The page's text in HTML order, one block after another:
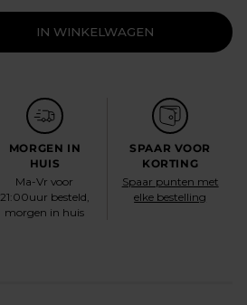
IN WINKELWAGEN
MORGEN IN
HUIS
Ma-Vr voor
21:00uur besteld,
morgen in huis
SPAAR VOOR
KORTING
Spaar punten met
elke bestelling